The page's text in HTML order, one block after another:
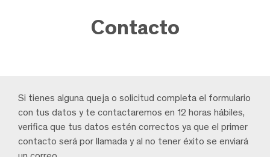
Contacto
Si tienes alguna queja o solicitud completa el formulario
con tus datos y te contactaremos en 12 horas hábiles,
verifica que tus datos estén correctos ya que el primer
contacto será por llamada y al no tener éxito se enviará